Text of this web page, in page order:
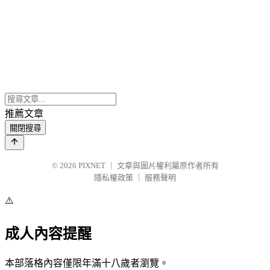
推薦文章
關閉搜尋
© 2026 PIXNET
文章與圖片權利屬原作者所有
隱私權政策
服務聲明
⚠️
成人內容提醒
本部落格內容僅限年滿十八歲者瀏覽。